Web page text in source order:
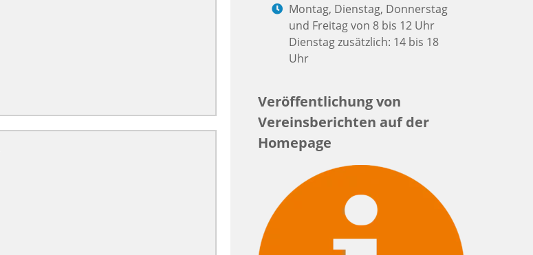
Montag, Dienstag, Donnerstag
und Freitag von 8 bis 12 Uhr
Dienstag zusätzlich: 14 bis 18
Uhr
Veröffentlichung von
Vereinsberichten auf der
Homepage